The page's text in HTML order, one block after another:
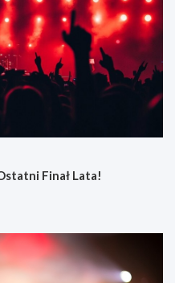
Finał Lata!